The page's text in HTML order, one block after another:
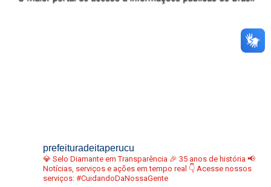
prefeituradeitaperucu
💎 Selo Diamante em Transparência 🎉 35 anos de história 📢
Notícias, serviços e ações em tempo real 👇 Acesse nossos
serviços: #CuidandoDaNossaGente